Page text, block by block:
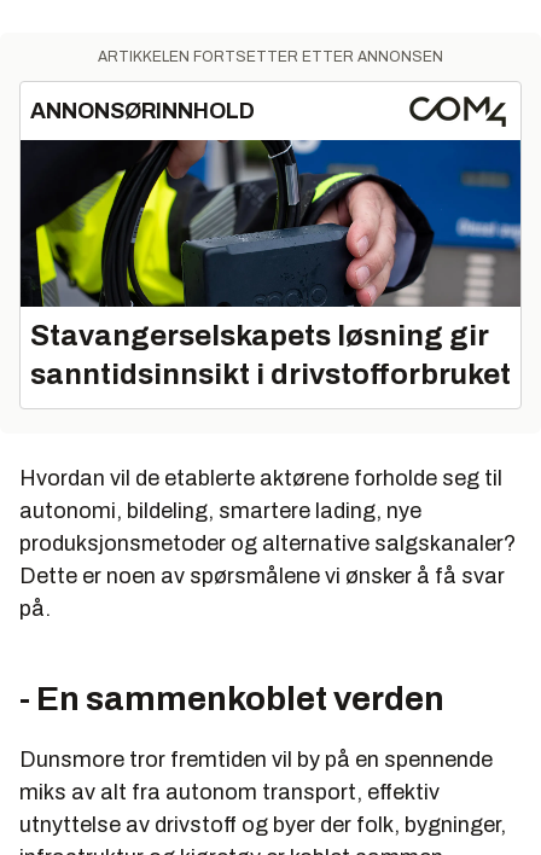
ARTIKKELEN FORTSETTER ETTER ANNONSEN
ANNONSØRINNHOLD
Stavangerselskapets løsning gir
sanntidsinnsikt i drivstofforbruket
Hvordan vil de etablerte aktørene forholde seg til
autonomi, bildeling, smartere lading, nye
produksjonsmetoder og alternative salgskanaler?
Dette er noen av spørsmålene vi ønsker å få svar
på.
- En sammenkoblet verden
Dunsmore tror fremtiden vil by på en spennende
miks av alt fra autonom transport, effektiv
utnyttelse av drivstoff og byer der folk, bygninger,